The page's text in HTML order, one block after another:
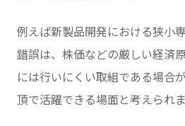
例えば新製品開発における狭小
錯誤は、株価などの厳しい経済
には行いにくい取組である場合
頂で活躍できる場面と考えられま